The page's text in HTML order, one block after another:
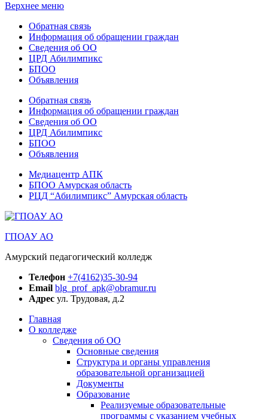
Верхнее меню
Обратная связь
Информация об обращении граждан
Сведения об ОО
ЦРД Абилимпикс
БПОО
Объявления
Обратная связь
Информация об обращении граждан
Сведения об ОО
ЦРД Абилимпикс
БПОО
Объявления
Медиацентр АПК
БПОО Амурская область
РЦД “Абилимпикс” Амурская область
ГПОАУ АО
Амурский педагогический колледж
Телефон +7(4162)35-30-94
Email blg_prof_apk@obramur.ru
Адрес ул. Трудовая, д.2
Главная
О колледже
Сведения об ОО
Основные сведения
Структура и органы управления
образовательной организацией
Документы
Образование
Реализуемые образовательные
программы с указанием учебных